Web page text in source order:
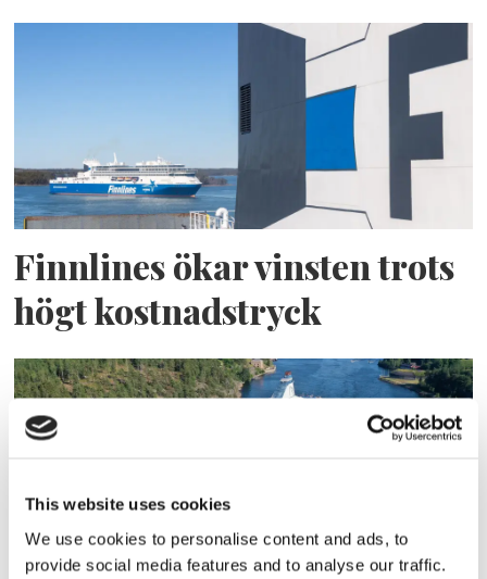
This website uses cookies
We use cookies to personalise content and ads, to
provide social media features and to analyse our traffic.
Finnlines ökar vinsten trots
högt kostnadstryck